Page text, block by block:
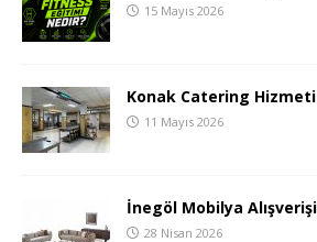
15 Mayıs 2026
Konak Catering Hizmeti
11 Mayıs 2026
İnegöl Mobilya Alışverişi
28 Nisan 2026